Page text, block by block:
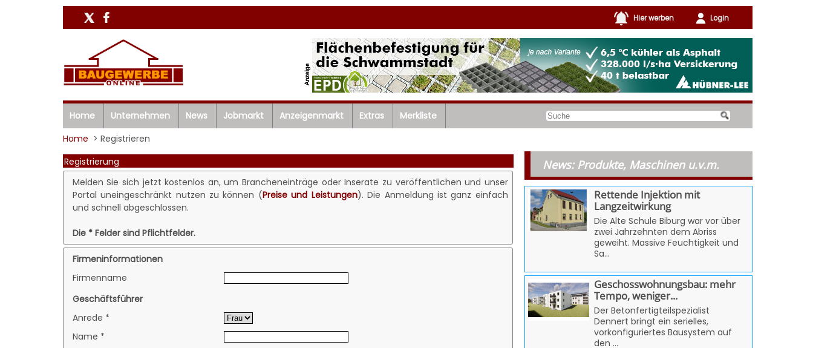
Hier werben Login
Home Unternehmen News Jobmarkt Anzeigenmarkt Extras
Merkliste
Home > Registrieren
Registrierung
Melden Sie sich jetzt kostenlos an, um Brancheneinträge oder Inserate zu veröffentlichen und unser
Portal uneingeschränkt nutzen zu können (Preise und Leistungen). Die Anmeldung ist ganz einfach
und schnell abgeschlossen.
Die * Felder sind Pflichtfelder.
Firmeninformationen
Firmenname
Geschäftsführer
Anrede *
Name *
News: Produkte, Maschinen u.v.m.
Rettende Injektion mit
Langzeitwirkung
Die Alte Schule Biburg war vor über
zwei Jahrzehnten dem Abriss
geweiht. Massive Feuchtigkeit und
Sa...
Geschosswohnungsbau: mehr
Tempo, weniger...
Der Betonfertigteilspezialist
Dennert bringt ein serielles,
vorkonfiguriertes Bausystem auf
den ...